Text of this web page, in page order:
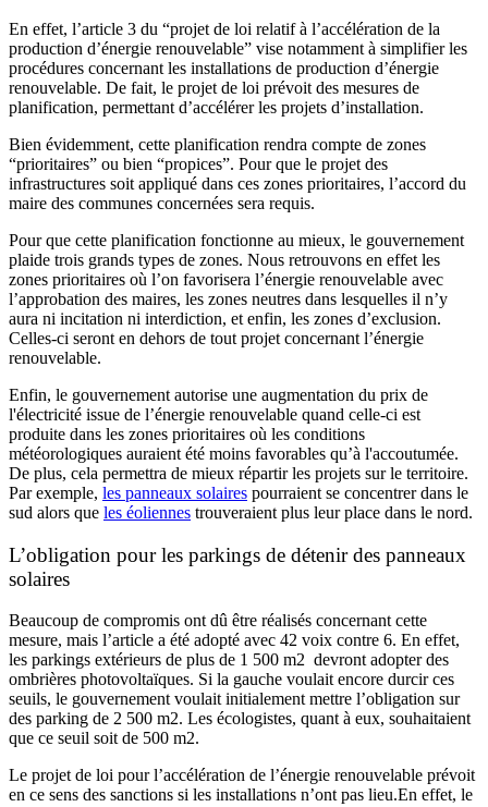
En effet, l’article 3 du “projet de loi relatif à l’accélération de la
production d’énergie renouvelable” vise notamment à simplifier les
procédures concernant les installations de production d’énergie
renouvelable. De fait, le projet de loi prévoit des mesures de
planification, permettant d’accélérer les projets d’installation.
Bien évidemment, cette planification rendra compte de zones
“prioritaires” ou bien “propices”. Pour que le projet des
infrastructures soit appliqué dans ces zones prioritaires, l’accord du
maire des communes concernées sera requis.
Pour que cette planification fonctionne au mieux, le gouvernement
plaide trois grands types de zones. Nous retrouvons en effet les
zones prioritaires où l’on favorisera l’énergie renouvelable avec
l’approbation des maires, les zones neutres dans lesquelles il n’y
aura ni incitation ni interdiction, et enfin, les zones d’exclusion.
Celles-ci seront en dehors de tout projet concernant l’énergie
renouvelable.
Enfin, le gouvernement autorise une augmentation du prix de
l'électricité issue de l’énergie renouvelable quand celle-ci est
produite dans les zones prioritaires où les conditions
météorologiques auraient été moins favorables qu’à l'accoutumée.
De plus, cela permettra de mieux répartir les projets sur le territoire.
Par exemple, les panneaux solaires pourraient se concentrer dans le
sud alors que les éoliennes trouveraient plus leur place dans le nord.
L’obligation pour les parkings de détenir des panneaux
solaires
Beaucoup de compromis ont dû être réalisés concernant cette
mesure, mais l’article a été adopté avec 42 voix contre 6. En effet,
les parkings extérieurs de plus de 1 500 m2 devront adopter des
ombrières photovoltaïques. Si la gauche voulait encore durcir ces
seuils, le gouvernement voulait initialement mettre l’obligation sur
des parking de 2 500 m2. Les écologistes, quant à eux, souhaitaient
que ce seuil soit de 500 m2.
Le projet de loi pour l’accélération de l’énergie renouvelable prévoit
en ce sens des sanctions si les installations n’ont pas lieu.En effet, le